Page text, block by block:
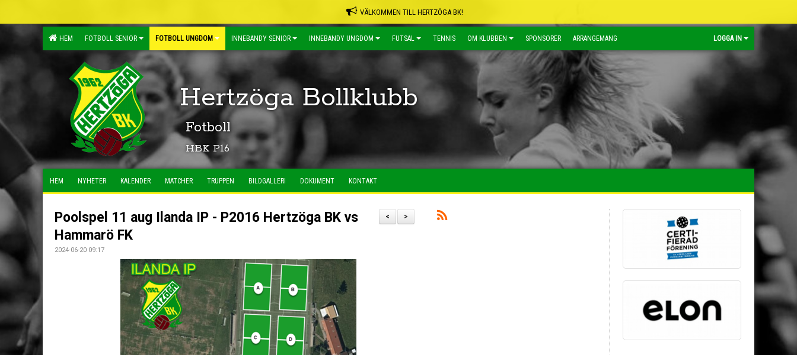
VÄLKOMMEN TILL HERTZÖGA BK!
HEM FOTBOLL SENIOR FOTBOLL UNGDOM INNEBANDY SENIOR INNEBANDY UNGDOM FUTSAL TENNIS OM KLUBBEN SPONSORER ARRANGEMANG LOGGA IN
Hertzöga Bollklubb
Fotboll
HBK P16
HEM NYHETER KALENDER MATCHER TRUPPEN BILDGALLERI DOKUMENT KONTAKT
>
<
Poolspel 11 aug Ilanda IP - P2016 Hertzöga BK vs
Hammarö FK
2024-06-20 09:17